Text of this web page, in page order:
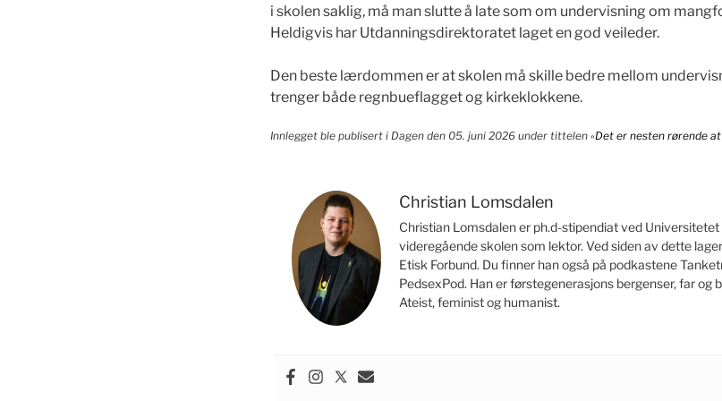
i skolen saklig, må man slutte å late som om undervisning om
Heldigvis har Utdanningsdirektoratet laget en god veileder.
Den beste lærdommen er at skolen må skille bedre mellom
trenger både regnbueflagget og kirkeklokkene.
Innlegget ble publisert i Dagen den 05. juni 2026 under tittelen «Det er nesten rørende
Christian Lomsdalen
Christian Lomsdalen er ph.d-stipendiat ved
videregående skolen som lektor. Ved siden av dette
Etisk Forbund. Du finner han også på podkastene
PedsexPod. Han er førstegenerasjons bergenser, far og
Ateist, feminist og humanist.